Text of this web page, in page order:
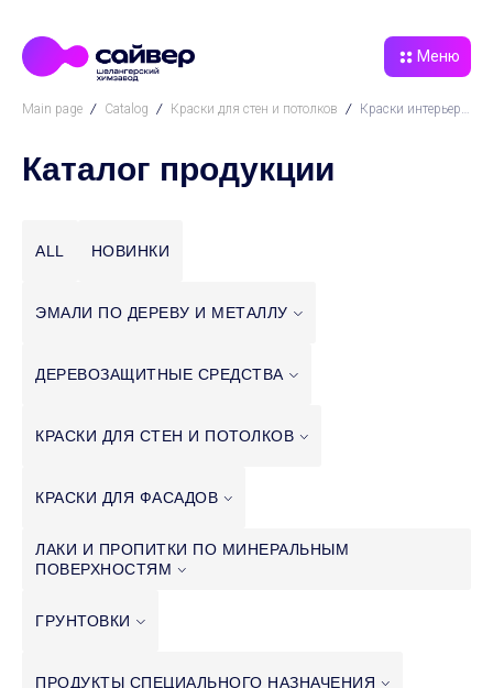
Меню
Main page Catalog Краски для стен и потолков
Каталог продукции
ALL НОВИНКИ
ЭМАЛИ ПО ДЕРЕВУ И МЕТАЛЛУ
ДЕРЕВОЗАЩИТНЫЕ СРЕДСТВА
КРАСКИ ДЛЯ СТЕН И ПОТОЛКОВ
КРАСКИ ДЛЯ ФАСАДОВ
ЛАКИ И ПРОПИТКИ ПО МИНЕРАЛЬНЫМ
ПОВЕРХНОСТЯМ
ГРУНТОВКИ
ПРОДУКТЫ СПЕЦИАЛЬНОГО НАЗНАЧЕНИЯ